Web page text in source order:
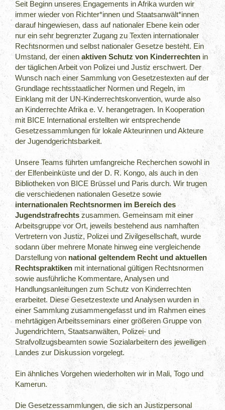
Seit Beginn unseres Engagements in Afrika wurden wir
immer wieder von Richter*innen und Staatsanwält*innen
darauf hingewiesen, dass auf nationaler Ebene kein oder
nur ein sehr begrenzter Zugang zu Texten internationaler
Rechtsnormen und selbst nationaler Gesetze besteht. Ein
Umstand, der einenaktiven Schutz von Kinderrechten in
der täglichen Arbeit von Polizei und Justiz erschwert. Der
Wunsch nach einer Sammlung von Gesetzestexten auf der
Grundlage rechtsstaatlicher Normen und Regeln, im
Einklang mit der UN-Kinderrechtskonvention, wurde also
an Kinderrechte Afrika e. V. herangetragen. In Kooperation
mit BICE International erstellten wir entsprechende
Gesetzessammlungen für lokale Akteurinnen und Akteure
der Jugendgerichtsbarkeit.
Unsere Teams führten umfangreiche Recherchen sowohl in
der Elfenbeinküste und der D. R. Kongo, als auch in den
Bibliotheken von BICE Brüssel und Paris durch. Wir trugen
die verschiedenen nationalen Gesetze sowie
internationalen Rechtsnormen im Bereich des
Jugendstrafrechts zusammen. Gemeinsam mit einer
Arbeitsgruppe vor Ort, jeweils bestehend aus namhaften
Vertretern von Justiz, Polizei und Zivilgesellschaft, wurde
sodann über mehrere Monate hinweg eine vergleichende
Darstellung von national geltendem Recht und aktuellen
Rechtspraktiken mit international gültigen Rechtsnormen
sowie ausführliche Kommentare, Analysen und
Handlungsanleitungen zum Schutz von Kinderrechten
erarbeitet. Diese Gesetzestexte und Analysen wurden in
einer Sammlung zusammengefasst und im Rahmen eines
mehrtägigen Arbeitsseminars einer größeren Gruppe von
Jugendrichtern, Staatsanwälten, Polizei- und
Strafvollzugsbeamten sowie Sozialarbeitern des jeweiligen
Landes zur Diskussion vorgelegt.
Ein ähnliches Vorgehen wiederholten wir in Mali, Togo und
Kamerun.
Die Gesetzessammlungen, die sich an Justizpersonal